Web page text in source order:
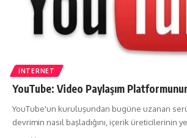
İNTERNET
YouTube: Video Paylaşım
YouTube'un kuruluşundan bugüne uzanan
devrimin nasıl başladığını, içerik üreticilerinin